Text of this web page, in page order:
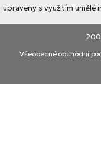
upraveny s využitím umělé
Všeobecné obchodní